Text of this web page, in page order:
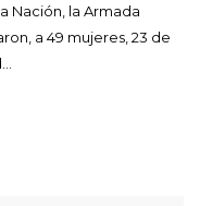
Nación, la Armada
a 49 mujeres, 23 de